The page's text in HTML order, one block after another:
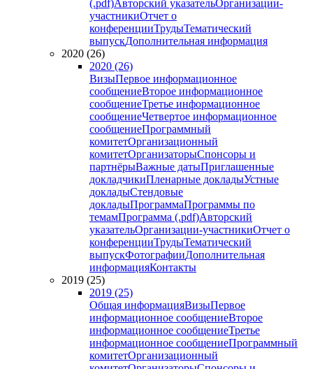
(.pdf)Авторский указательОрганизации-
участникиОтчет о
конференцииТрудыТематический
выпускДополнительная информация
2020 (26)
2020 (26)
ВизыПервое информационное
сообщениеВторое информационное
сообщениеТретье информационное
сообщениеЧетвертое информационное
сообщениеПрограммный
комитетОрганизационный
комитетОрганизаторыСпонсоры и
партнёрыВажные датыПриглашенные
докладчикиПленарные докладыУстные
докладыСтендовые
докладыПрограммаПрограммы по
темамПрограмма (.pdf)Авторский
указательОрганизации-участникиОтчет о
конференцииТрудыТематический
выпускФотографииДополнительная
информацияКонтакты
2019 (25)
2019 (25)
Общая информацияВизыПервое
информационное сообщениеВторое
информационное сообщениеТретье
информационное сообщениеПрограммный
комитетОрганизационный